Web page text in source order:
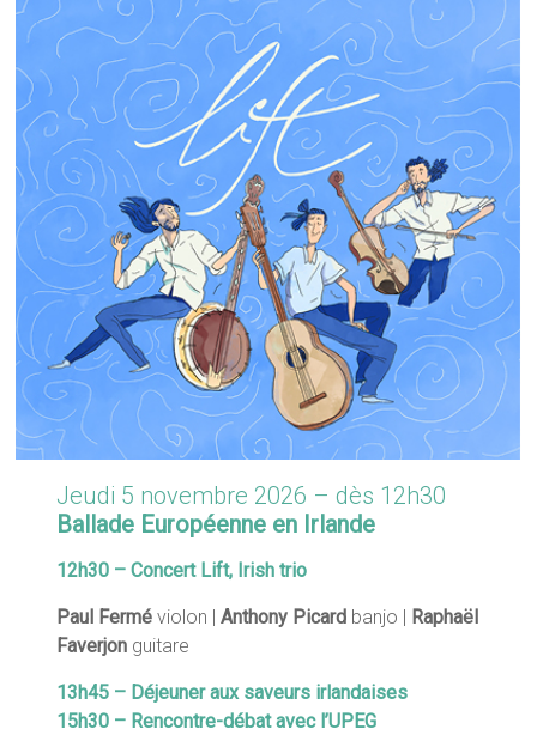
Jeudi 5 novembre 2026 – dès 12h30
Ballade Européenne en Irlande
12h30 – Concert Lift, Irish trio
Paul Fermé violon |Anthony Picard banjo |
Raphaël
Faverjon guitare
13h45 – Déjeuner aux saveurs irlandaises
15h30 – Rencontre-débat avec l’UPEG